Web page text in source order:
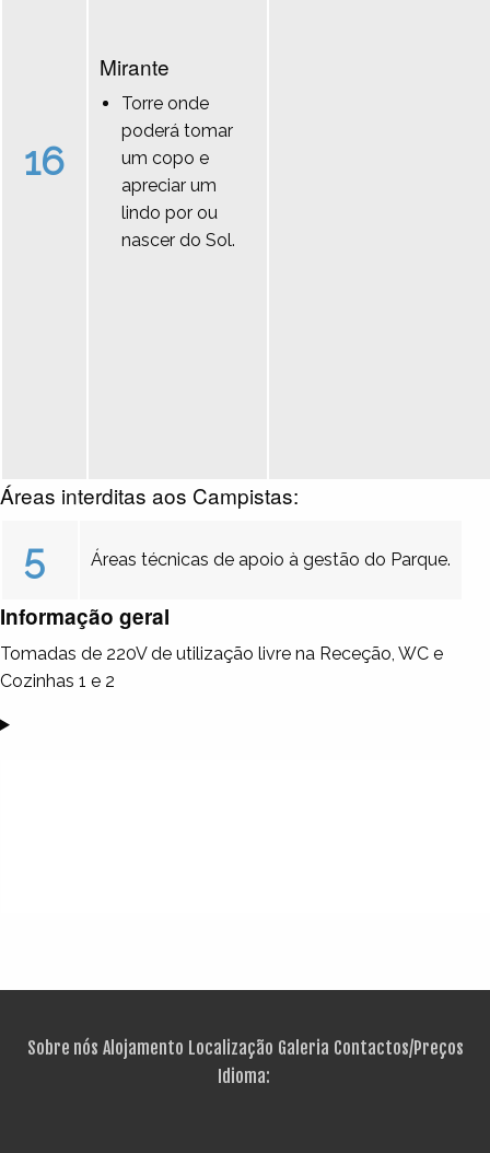
16
Mirante
Torre onde
poderá tomar
um copo e
apreciar um
lindo por ou
nascer do Sol.
Áreas interditas aos Campistas:
5 Áreas técnicas de apoio à gestão do Parque.
Informação geral
Tomadas de 220V de utilização livre na Receção, WC e
Cozinhas 1 e 2
Sobre nós Alojamento Localização Galeria Contactos/Preços
Idioma: